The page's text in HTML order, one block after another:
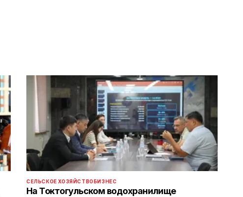
СЕЛЬСКОЕ ХОЗЯЙСТВОБИЗНЕС
На Токтогульском водохранилище